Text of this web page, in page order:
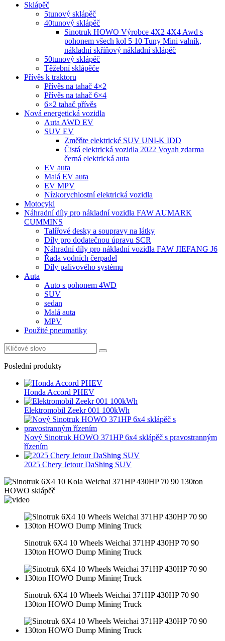
Sklápěč
5tunový sklápěč
40tunový sklápěč
Sinotruk HOWO Výrobce 4X2 4X4 Awd s
pohonem všech kol 5 10 Tuny Mini valník,
nákladní skříňový nákladní sklápěč
50tunový sklápěč
Těžební sklápěče
Přívěs k traktoru
Přívěs na tahač 4×2
Přívěs na tahač 6×4
6×2 tahač přívěs
Nová energetická vozidla
Auta AWD EV
SUV EV
Změňte elektrické SUV UNI-K IDD
Čistá elektrická vozidla 2022 Voyah zdarma
černá elektrická auta
EV auta
Malá EV auta
EV MPV
Nízkorychlostní elektrická vozidla
Motocykl
Náhradní díly pro nákladní vozidla FAW AUMARK
CUMMINS
Talířové desky a soupravy na látky
Díly pro dodatečnou úpravu SCR
Náhradní díly pro nákladní vozidla FAW JIEFANG J6
Řada vodních čerpadel
Díly palivového systému
Auta
Auto s pohonem 4WD
SUV
sedan
Malá auta
MPV
Použité pneumatiky
Poslední produkty
Honda Accord PHEV
Elektromobil Zeekr 001 100kWh
Nový Sinotruk HOWO 371HP 6x4 sklápěč s pravostranným
řízením
2025 Chery Jetour DaShing SUV
Sinotruk 6X4 10 Wheels Weichai 371HP 430HP 70 90
130ton HOWO Dump Mining Truck
Sinotruk 6X4 10 Wheels Weichai 371HP 430HP 70 90
130ton HOWO Dump Mining Truck